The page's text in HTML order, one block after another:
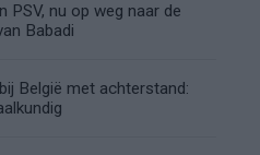
PSV, nu op weg naar de
Babadi
België met achterstand: